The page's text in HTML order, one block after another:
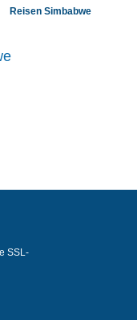
Reisen Simbabwe
SSL-